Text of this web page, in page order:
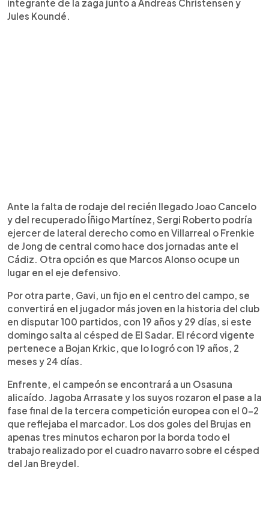
integrante de la zaga junto a Andreas Christensen y
Jules Koundé.
Ante la falta de rodaje del recién llegado Joao Cancelo
y del recuperado Íñigo Martínez, Sergi Roberto podría
ejercer de lateral derecho como en Villarreal o Frenkie
de Jong de central como hace dos jornadas ante el
Cádiz. Otra opción es que Marcos Alonso ocupe un
lugar en el eje defensivo.
Por otra parte, Gavi, un fijo en el centro del campo, se
convertirá en el jugador más joven en la historia del club
en disputar 100 partidos, con 19 años y 29 días, si este
domingo salta al césped de El Sadar. El récord vigente
pertenece a Bojan Krkic, que lo logró con 19 años, 2
meses y 24 días.
Enfrente, el campeón se encontrará a un Osasuna
alicaído. Jagoba Arrasate y los suyos rozaron el pase a la
fase final de la tercera competición europea con el 0-2
que reflejaba el marcador. Los dos goles del Brujas en
apenas tres minutos echaron por la borda todo el
trabajo realizado por el cuadro navarro sobre el césped
del Jan Breydel.